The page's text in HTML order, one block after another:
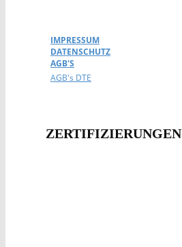
IMPRESSUM
DATENSCHUTZ
AGB'S
AGB's DTE
ZERTIFIZIERUNG​EN